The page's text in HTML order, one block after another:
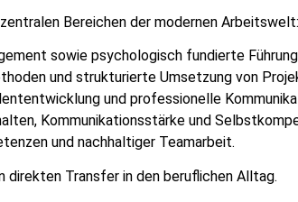
Bereichen der modernen Arbeitswelt:
sowie psychologisch fundierte
und strukturierte Umsetzung von
und professionelle
Kommunikationsstärke und
und nachhaltiger Teamarbeit.
Transfer in den beruflichen Alltag.